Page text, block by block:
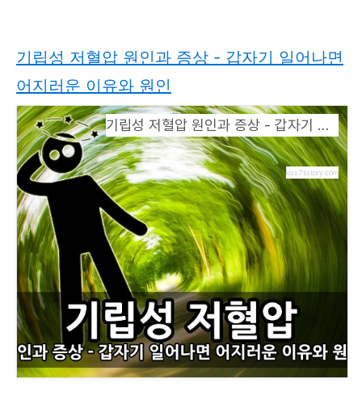
기립성 저혈압 원인과 증상 - 갑자기 일어나면
어지러운 이유와 원인
기립성 저혈압 원인과 증상 - 갑자기 일어나면 어지러운 이유와 원인
kiss7.tistory.com